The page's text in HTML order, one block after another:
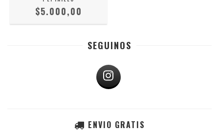
$5.000,00
SEGUINOS
ENVIO GRATIS